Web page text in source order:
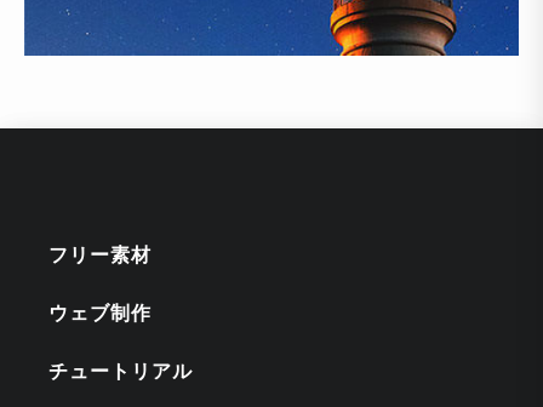
フリー素材
ウェブ制作
チュートリアル